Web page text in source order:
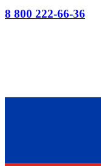
8 800 222-66-36